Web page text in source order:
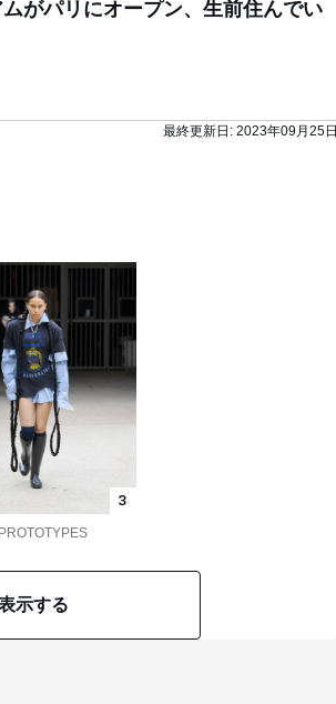
がパリにオープン、生前住んでい
最終更新日: 2023年09月25日
3
示する